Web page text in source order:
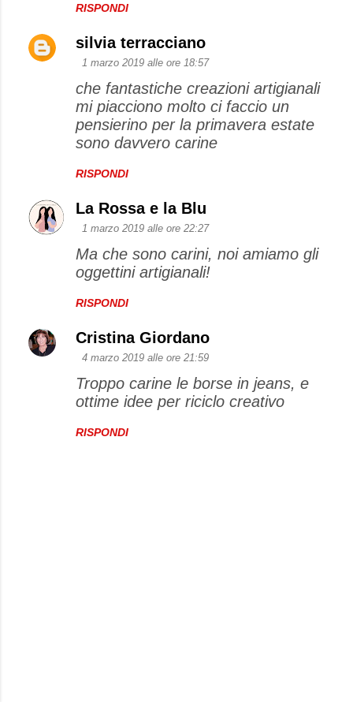
RISPONDI
silvia terracciano
1 marzo 2019 alle ore 18:57
che fantastiche creazioni artigianali
mi piacciono molto ci faccio un
pensierino per la primavera estate
sono davvero carine
RISPONDI
La Rossa e la Blu
1 marzo 2019 alle ore 22:27
Ma che sono carini, noi amiamo gli
oggettini artigianali!
RISPONDI
Cristina Giordano
4 marzo 2019 alle ore 21:59
Troppo carine le borse in jeans, e
ottime idee per riciclo creativo
RISPONDI